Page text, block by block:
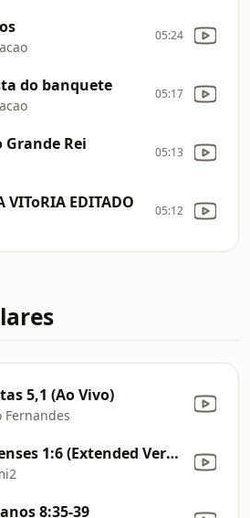
05:24
do banquete 05:17
Grande Rei 05:13
VIToRIA EDITADO 05:12
5,1 (Ao Vivo)
Fernandes
Filipenses 1:6 (Extended Version) [feat. Almighty]
8:35-39